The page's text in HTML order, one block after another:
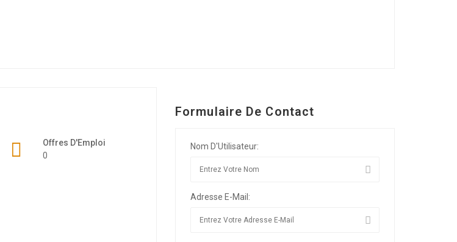
Offres D'Emploi
0
Formulaire De Contact
Nom D'Utilisateur:
Adresse E-Mail: